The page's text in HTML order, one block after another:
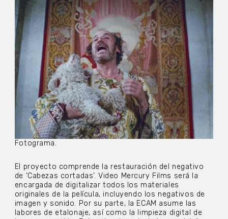
Fotograma.
El proyecto comprende la restauración del negativo
de ‘Cabezas cortadas’. Video Mercury Films será la
encargada de digitalizar todos los materiales
originales de la película, incluyendo los negativos de
imagen y sonido. Por su parte, la ECAM asume las
labores de etalonaje, así como la limpieza digital de